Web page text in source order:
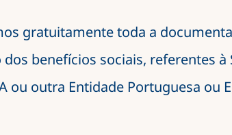
gratuitamente toda a
benefícios sociais, referentes à
ou outra Entidade Portuguesa ou